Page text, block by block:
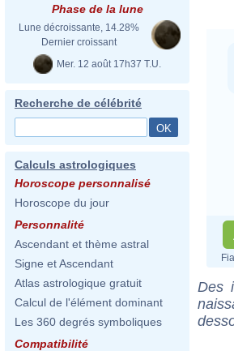
Phase de la lune
Lune décroissante, 14.28%
Dernier croissant
Mer. 12 août 17h37 T.U.
Recherche de célébrité
Calculs astrologiques
Horoscope personnalisé
Horoscope du jour
Personnalité
Ascendant et thème astral
Signe et Ascendant
Atlas astrologique gratuit
Calcul de l'élément dominant
Les 360 degrés symboliques
Compatibilité
Des